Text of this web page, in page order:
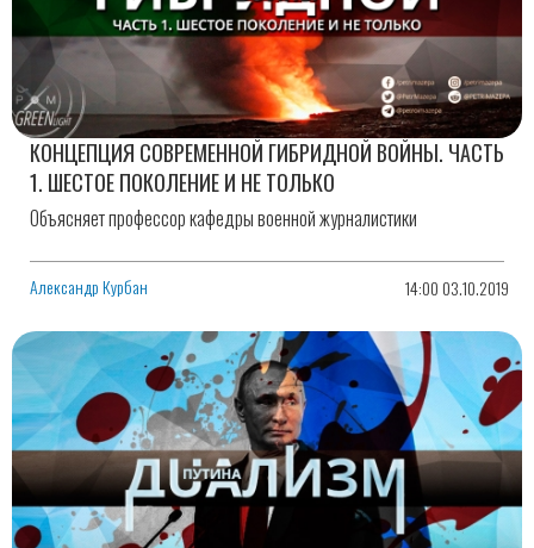
КОНЦЕПЦИЯ СОВРЕМЕННОЙ ГИБРИДНОЙ ВОЙНЫ. ЧАСТЬ
1. ШЕСТОЕ ПОКОЛЕНИЕ И НЕ ТОЛЬКО
Объясняет профессор кафедры военной журналистики
Александр Курбан 14:00 03.10.2019